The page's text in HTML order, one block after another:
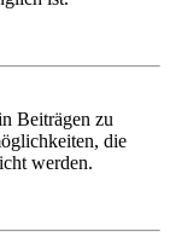
Beiträgen zu
die
werden.